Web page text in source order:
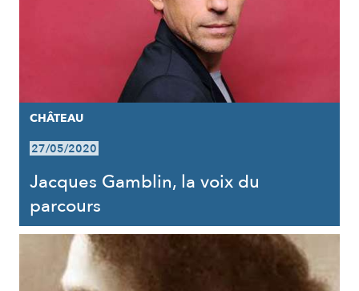
CHÂTEAU
27/05/2020
Jacques Gamblin, la voix du
parcours